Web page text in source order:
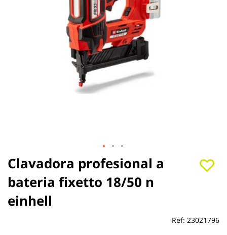
Clavadora profesional a
bateria fixetto 18/50 n
einhell
Ref: 23021796
Saltar
al
comienzo
de
la
galería